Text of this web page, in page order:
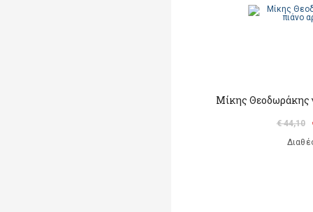
Μίκης Θεοδωράκης
€ 44,10